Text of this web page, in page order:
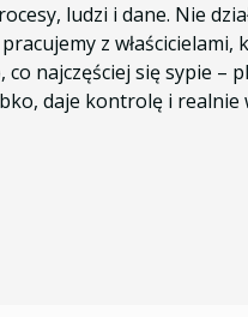
ludzi i dane. Nie
z
co najczęściej się sypie –
daje kontrolę i realnie